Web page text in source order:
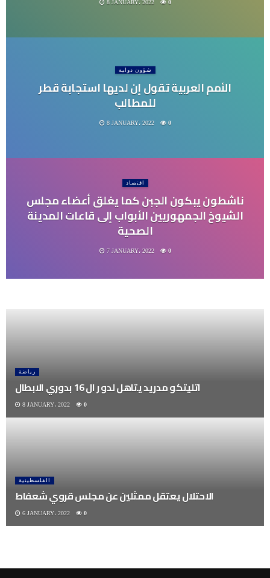
8 JANUARY، 2022 0
شؤون دولية
الأمم العربية تقول إن لديها استجابة قطر
للمطالب
8 JANUARY، 2022 0
اقتصاد
ناشطون يبكون الجبن كما يغلق أعضاء مجلس
الشيوخ الجمهوريين الأبواب إلى قاعات المدينة
الصحية
7 JANUARY، 2022 0
رياضة
اتليتكو مدريد يتاهل لدو ر ال 16 بدوري الابطال
8 JANUARY، 2022 0
الفلسطينية
الاحتلال يعتقل ممثلين عن مجلس قروي شعفاط
6 JANUARY، 2022 0